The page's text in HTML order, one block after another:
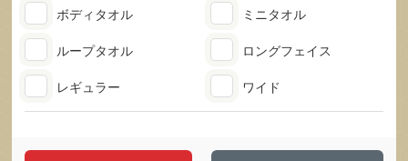
ボディタオル ミニタオル
ループタオル ロングフェイス
レギュラー ワイド